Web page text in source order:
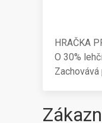
HRAČKA
O 30%